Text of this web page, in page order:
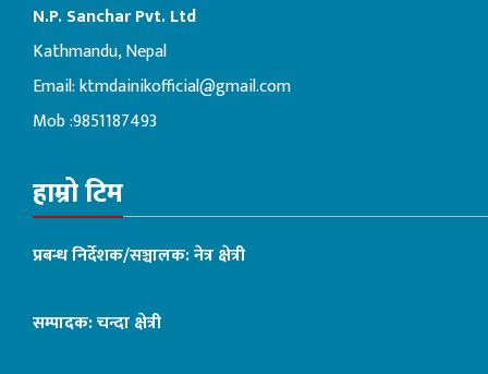
N.P. Sanchar Pvt. Ltd
Kathmandu, Nepal
Email:ktmdainikofficial@gmail.com
Mob :9851187493
हाम्रो टिम
प्रबन्ध निर्देशक/सञ्चालक: नेत्र क्षेत्री
सम्पादक: चन्दा क्षेत्री